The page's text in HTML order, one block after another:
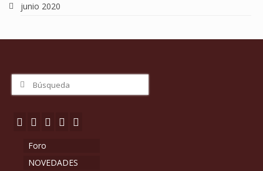
junio 2020
Buscar
Foro
NOVEDADES